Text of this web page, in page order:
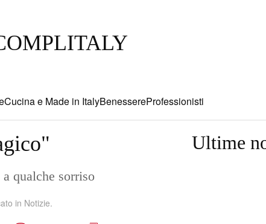
Cucina e Made in ItalyBenessereProfessionisti
qualche sorriso
in Notizie.
Ultime